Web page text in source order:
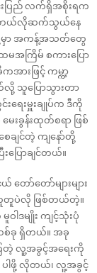
ပြည် လက်ရှိအစိုးရက
ဘယ်လိုဆက်သွယ်နေ
မှာ အကန့်အသတ်တွေ
မအကြိမ် စကားပြော
အားဖြင့် ကမ္ကာ့
သူပြောသွားတာ
ေးမှူးချုပ်က ဒီကို
းခွန်းထုတ်စရာ ဖြစ်
ေချင်တဲ့ ကျနော်တို့
ပြောချင်တယ်။
ော်တော်များများ
တူတူပဲလို ဖြစ်တယ်တဲ့။
ဒမျိုး ကျင့်သုံးပုံ
စ်ခု ရှိတယ်။ အခု
ကြတဲ့ လူ့အခွင့်အရေးကို
ပါဖို့ လိုတယ်၊ လူ့အခွင့်